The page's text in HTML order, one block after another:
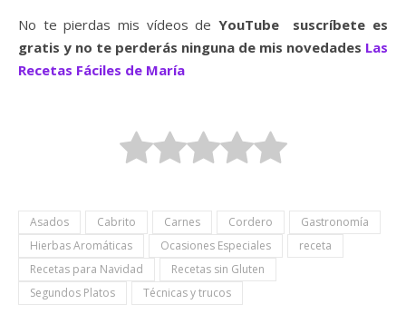
No te pierdas mis vídeos de YouTube suscríbete es
gratis y no te perderás ninguna de mis novedades Las
Recetas Fáciles de María
Asados Cabrito Carnes Cordero
Gastronomía
Hierbas Aromáticas
Ocasiones Especiales
receta
Recetas para Navidad
Recetas sin Gluten
Segundos Platos
Técnicas y trucos